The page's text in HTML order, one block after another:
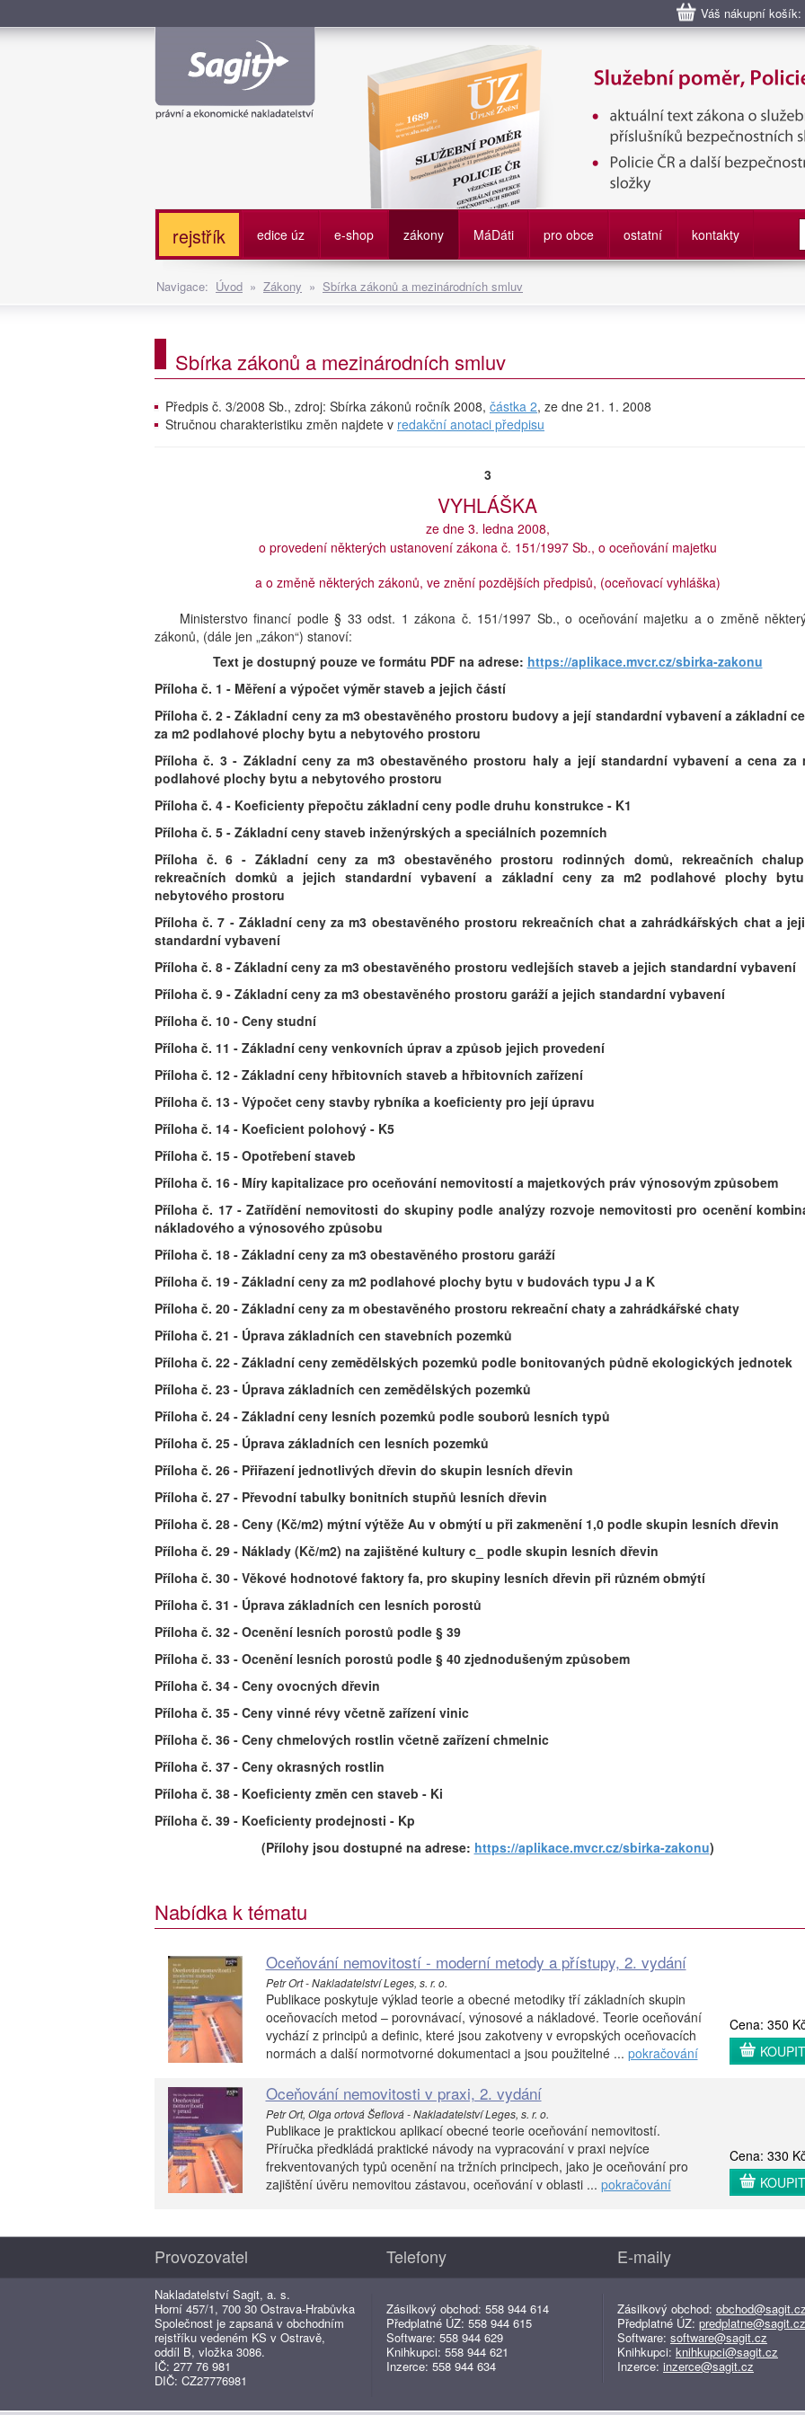
Váš nákupní
Služební poměr příslušníků bezpečnostních sborů, Policie ČR, Vězeňská
služby
rejstřík edice úz e-shop zákony MáDáti pro obce ostatní kontakty
Navigace: Úvod » Zákony » Sbírka zákonů a mezinárodních smluv
Sbírka zákonů a mezinárodních smluv
Předpis č. 3/2008 Sb., zdroj: Sbírka zákonů ročník 2008, částka 2, ze dne 21. 1. 2008
Stručnou charakteristiku změn najdete v redakční anotaci předpisu
3
VYHLÁŠKA
ze dne 3. ledna 2008,
o provedení některých ustanovení zákona č. 151/1997 Sb., o oceňování majetku
a o změně některých zákonů, ve znění pozdějších předpisů, (oceňovací vyhláška)
Ministerstvo financí podle § 33 odst. 1 zákona č. 151/1997 Sb., o oceňování majetku a o změně
zákonů, (dále jen „zákon“) stanoví:
Text je dostupný pouze ve formátu PDF na adrese: https://aplikace.mvcr.cz/sbirka-zakonu
Příloha č. 1 - Měření a výpočet výměr staveb a jejich částí
Příloha č. 2 - Základní ceny za m3 obestavěného prostoru budovy a její standardní vybavení a základní
za m2 podlahové plochy bytu a nebytového prostoru
Příloha č. 3 - Základní ceny za m3 obestavěného prostoru haly a její standardní vybavení a cena za
podlahové plochy bytu a nebytového prostoru
Příloha č. 4 - Koeficienty přepočtu základní ceny podle druhu konstrukce - K1
Příloha č. 5 - Základní ceny staveb inženýrských a speciálních pozemních
Příloha č. 6 - Základní ceny za m3 obestavěného prostoru rodinných domů, rekreačních
rekreačních domků a jejich standardní vybavení a základní ceny za m2 podlahové plochy
nebytového prostoru
Příloha č. 7 - Základní ceny za m3 obestavěného prostoru rekreačních chat a zahrádkářských chat a
standardní vybavení
Příloha č. 8 - Základní ceny za m3 obestavěného prostoru vedlejších staveb a jejich standardní vybavení
Příloha č. 9 - Základní ceny za m3 obestavěného prostoru garáží a jejich standardní vybavení
Příloha č. 10 - Ceny studní
Příloha č. 11 - Základní ceny venkovních úprav a způsob jejich provedení
Příloha č. 12 - Základní ceny hřbitovních staveb a hřbitovních zařízení
Příloha č. 13 - Výpočet ceny stavby rybníka a koeficienty pro její úpravu
Příloha č. 14 - Koeficient polohový - K5
Příloha č. 15 - Opotřebení staveb
Příloha č. 16 - Míry kapitalizace pro oceňování nemovitostí a majetkových práv výnosovým způsobem
Příloha č. 17 - Zatřídění nemovitosti do skupiny podle analýzy rozvoje nemovitosti pro ocenění
nákladového a výnosového způsobu
Příloha č. 18 - Základní ceny za m3 obestavěného prostoru garáží
Příloha č. 19 - Základní ceny za m2 podlahové plochy bytu v budovách typu J a K
Příloha č. 20 - Základní ceny za m obestavěného prostoru rekreační chaty a zahrádkářské chaty
Příloha č. 21 - Úprava základních cen stavebních pozemků
Příloha č. 22 - Základní ceny zemědělských pozemků podle bonitovaných půdně ekologických jednotek
Příloha č. 23 - Úprava základních cen zemědělských pozemků
Příloha č. 24 - Základní ceny lesních pozemků podle souborů lesních typů
Příloha č. 25 - Úprava základních cen lesních pozemků
Příloha č. 26 - Přiřazení jednotlivých dřevin do skupin lesních dřevin
Příloha č. 27 - Převodní tabulky bonitních stupňů lesních dřevin
Příloha č. 28 - Ceny (Kč/m2) mýtní výtěže Au v obmýtí u při zakmenění 1,0 podle skupin lesních dřevin
Příloha č. 29 - Náklady (Kč/m2) na zajištěné kultury c_ podle skupin lesních dřevin
Příloha č. 30 - Věkové hodnotové faktory fa, pro skupiny lesních dřevin při různém obmýtí
Příloha č. 31 - Úprava základních cen lesních porostů
Příloha č. 32 - Ocenění lesních porostů podle § 39
Příloha č. 33 - Ocenění lesních porostů podle § 40 zjednodušeným způsobem
Příloha č. 34 - Ceny ovocných dřevin
Příloha č. 35 - Ceny vinné révy včetně zařízení vinic
Příloha č. 36 - Ceny chmelových rostlin včetně zařízení chmelnic
Příloha č. 37 - Ceny okrasných rostlin
Příloha č. 38 - Koeficienty změn cen staveb - Ki
Příloha č. 39 - Koeficienty prodejnosti - Kp
(Přílohy jsou dostupné na adrese: https://aplikace.mvcr.cz/sbirka-zakonu)
Nabídka k tématu
Oceňování nemovitostí - moderní metody a přístupy, 2. vydání
Petr Ort - Nakladatelství Leges, s. r. o.
Publikace poskytuje výklad teorie a obecné metodiky tří základních skupin
oceňovacích metod – porovnávací, výnosové a nákladové. Teorie oceňování
vychází z principů a definic, které jsou zakotveny v evropských oceňovacích
normách a další normotvorné dokumentaci a jsou použitelné ... pokračování
Cena: 350
KOUPIT
Oceňování nemovitosti v praxi, 2. vydání
Petr Ort, Olga ortová Šeflová - Nakladatelství Leges, s. r. o.
Publikace je praktickou aplikací obecné teorie oceňování nemovitostí.
Příručka předkládá praktické návody na vypracování v praxi nejvíce
frekventovaných typů ocenění na tržních principech, jako je oceňování pro
zajištění úvěru nemovitou zástavou, oceňování v oblasti ... pokračování
Cena: 330
KOUPIT
Provozovatel
Nakladatelství Sagit, a. s.
Horní 457/1, 700 30 Ostrava-Hrabůvka
Společnost je zapsaná v obchodním
rejstříku vedeném KS v Ostravě,
oddíl B, vložka 3086.
IČ: 277 76 981
DIČ: CZ27776981
Telefony
Zásilkový obchod: 558 944 614
Předplatné ÚZ: 558 944 615
Software: 558 944 629
Knihkupci: 558 944 621
Inzerce: 558 944 634
E-maily
Zásilkový obchod:
Předplatné ÚZ: predplatne@sagit.cz
Software: software@sagit.cz
Knihkupci: knihkupci@sagit.cz
Inzerce: inzerce@sagit.cz